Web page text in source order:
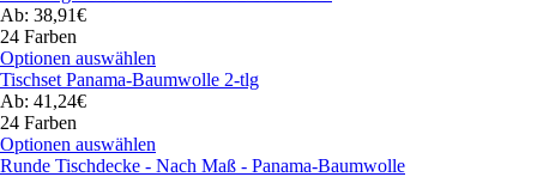
Ab: 38,91€
24 Farben
Optionen auswählen
Tischset Panama-Baumwolle 2-tlg
Ab: 41,24€
24 Farben
Optionen auswählen
Runde Tischdecke - Nach Maß - Panama-Baumwolle